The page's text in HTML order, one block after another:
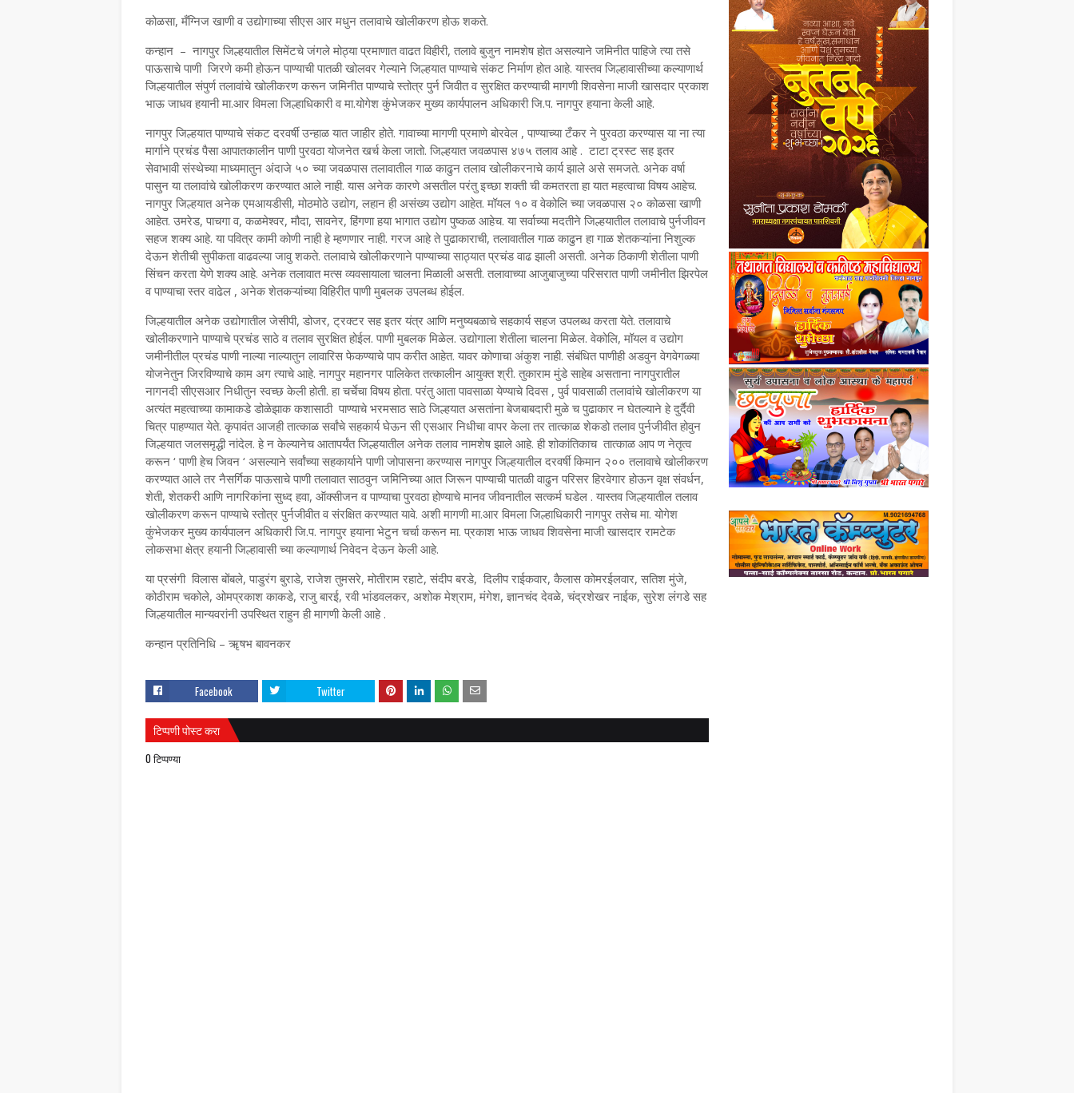
कोळसा, मँग्निज खाणी व उद्योगाच्या सीएस आर मधुन तलावाचे खोलीकरण होऊ शकते.
कन्हान – नागपुर जिल्हयातील सिमेंटचे जंगले मोठ्या प्रमाणात वाढत विहीरी, तलावे बुजुन नामशेष होत असल्याने जमिनीत पाहिजे त्या तसे
पाऊसाचे पाणी जिरणे कमी होऊन पाण्याची पातळी खोलवर गेल्याने जिल्हयात पाण्याचे संकट निर्माण होत आहे. यास्तव जिल्हावासीच्या कल्याणार्थ
जिल्हयातील संपुर्ण तलावांचे खोलीकरण करून जमिनीत पाण्याचे स्तोत्र पुर्न जिवीत व सुरक्षित करण्याची मागणी शिवसेना माजी खासदार प्रकाश
भाऊ जाधव हयानी मा.आर विमला जिल्हाधिकारी व मा.योगेश कुंभेजकर मुख्य कार्यपालन अधिकारी जि.प. नागपुर हयाना केली आहे.
नागपुर जिल्हयात पाण्याचे संकट दरवर्षी उन्हाळ यात जाहीर होते. गावाच्या मागणी प्रमाणे बोरवेल , पाण्याच्या टँकर ने पुरवठा करण्यास या ना त्या
मार्गाने प्रचंड पैसा आपातकालीन पाणी पुरवठा योजनेत खर्च केला जातो. जिल्हयात जवळपास ४७५ तलाव आहे . टाटा ट्रस्ट सह इतर
सेवाभावी संस्थेच्या माध्यमातुन अंदाजे ५० च्या जवळपास तलावातील गाळ काढुन तलाव खोलीकरनाचे कार्य झाले असे समजते. अनेक वर्षा
पासुन या तलावांचे खोलीकरण करण्यात आले नाही. यास अनेक कारणे असतील परंतु इच्छा शक्ती ची कमतरता हा यात महत्वाचा विषय आहेच.
नागपुर जिल्हयात अनेक एमआयडीसी, मोठमोठे उद्योग, लहान ही असंख्य उद्योग आहेत. मॉयल १० व वेकोलि च्या जवळपास २० कोळसा खाणी
आहेत. उमरेड, पाचगा व, कळमेश्वर, मौदा, सावनेर, हिंगणा हया भागात उद्योग पुष्कळ आहेच. या सर्वाच्या मदतीने जिल्हयातील तलावाचे पुर्नजीवन
सहज शक्य आहे. या पवित्र कामी कोणी नाही हे म्हणणार नाही. गरज आहे ते पुढाकाराची, तलावातील गाळ काढुन हा गाळ शेतकऱ्यांना निशुल्क
देऊन शेतीची सुपीकता वाढवल्या जावु शकते. तलावाचे खोलीकरणाने पाण्याच्या साठ्यात प्रचंड वाढ झाली असती. अनेक ठिकाणी शेतीला पाणी
सिंचन करता येणे शक्य आहे. अनेक तलावात मत्स व्यवसायाला चालना मिळाली असती. तलावाच्या आजुबाजुच्या परिसरात पाणी जमीनीत झिरपेल
व पाण्याचा स्तर वाढेल , अनेक शेतकऱ्यांच्या विहिरीत पाणी मुबलक उपलब्ध होईल.
जिल्हयातील अनेक उद्योगातील जेसीपी, डोजर, ट्रक्टर सह इतर यंत्र आणि मनुष्यबळाचे सहकार्य सहज उपलब्ध करता येते. तलावाचे
खोलीकरणाने पाण्याचे प्रचंड साठे व तलाव सुरक्षित होईल. पाणी मुबलक मिळेल. उद्योगाला शेतीला चालना मिळेल. वेकोलि, मॉयल व उद्योग
जमीनीतील प्रचंड पाणी नाल्या नाल्यातुन लावारिस फेकण्याचे पाप करीत आहेत. यावर कोणाचा अंकुश नाही. संबंधित पाणीही अडवुन वेगवेगळ्या
योजनेतुन जिरविण्याचे काम अग त्याचे आहे. नागपुर महानगर पालिकेत तत्कालीन आयुक्त श्री. तुकाराम मुंडे साहेब असताना नागपुरातील
नागनदी सीएसआर निधीतुन स्वच्छ केली होती. हा चर्चेचा विषय होता. परंतु आता पावसाळा येण्याचे दिवस , पुर्व पावसाळी तलावांचे खोलीकरण या
अत्यंत महत्वाच्या कामाकडे डोळेझाक कशासाठी पाण्याचे भरमसाठ साठे जिल्हयात असतांना बेजबाबदारी मुळे च पुढाकार न घेतल्याने हे दुर्दैवी
चित्र पाहण्यात येते. कृपावंत आजही तात्काळ सर्वांचे सहकार्य घेऊन सी एसआर निधीचा वापर केला तर तात्काळ शेकडो तलाव पुर्नजीवीत होवुन
जिल्हयात जलसमृद्धी नांदेल. हे न केल्यानेच आतापर्यंत जिल्हयातील अनेक तलाव नामशेष झाले आहे. ही शोकांतिकाच तात्काळ आप ण नेतृत्व
करून ‘ पाणी हेच जिवन ‘ असल्याने सर्वांच्या सहकार्याने पाणी जोपासना करण्यास नागपुर जिल्हयातील दरवर्षी किमान २०० तलावाचे खोलीकरण
करण्यात आले तर नैसर्गिक पाऊसाचे पाणी तलावात साठवुन जमिनिच्या आत जिरून पाण्याची पातळी वाढुन परिसर हिरवेगार होऊन वृक्ष संवर्धन,
शेती, शेतकरी आणि नागरिकांना सुध्द हवा, ऑक्सीजन व पाण्याचा पुरवठा होण्याचे मानव जीवनातील सत्कर्म घडेल . यास्तव जिल्हयातील तलाव
खोलीकरण करून पाण्याचे स्तोत्र पुर्नजीवीत व संरक्षित करण्यात यावे. अशी मागणी मा.आर विमला जिल्हाधिकारी नागपुर तसेच मा. योगेश
कुंभेजकर मुख्य कार्यपालन अधिकारी जि.प. नागपुर हयाना भेटुन चर्चा करून मा. प्रकाश भाऊ जाधव शिवसेना माजी खासदार रामटेक
लोकसभा क्षेत्र हयानी जिल्हावासी च्या कल्याणार्थ निवेदन देऊन केली आहे.
या प्रसंगी विलास बोंबले, पाडुरंग बुराडे, राजेश तुमसरे, मोतीराम रहाटे, संदीप बरडे, दिलीप राईकवार, कैलास कोमरईलवार, सतिश मुंजे,
कोठीराम चकोले, ओमप्रकाश काकडे, राजु बारई, रवी भांडवलकर, अशोक मेश्राम, मंगेश, ज्ञानचंद देवळे, चंद्रशेखर नाईक, सुरेश लंगडे सह
जिल्हयातील मान्यवरांनी उपस्थित राहुन ही मागणी केली आहे .
कन्हान प्रतिनिधि – ॠषभ बावनकर
Facebook Twitter
टिप्पणी पोस्ट करा
0 टिप्पण्या